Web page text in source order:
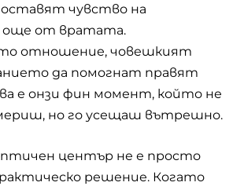
чувство на
още от вратата.
отношение, човешкият
да помогнат правят
е онзи фин момент, който не
но го усещаш вътрешно.
център не е просто
решение. Когато